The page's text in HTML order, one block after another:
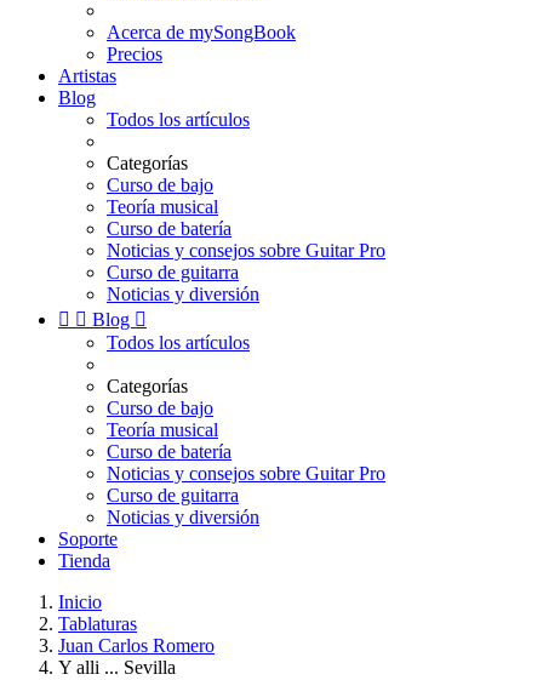
Acerca de mySongBook
Precios
Artistas
Blog
Todos los artículos
Categorías
Curso de bajo
Teoría musical
Curso de batería
Noticias y consejos sobre Guitar Pro
Curso de guitarra
Noticias y diversión
  Blog 
Todos los artículos
Categorías
Curso de bajo
Teoría musical
Curso de batería
Noticias y consejos sobre Guitar Pro
Curso de guitarra
Noticias y diversión
Soporte
Tienda
Inicio
Tablaturas
Juan Carlos Romero
Y alli ... Sevilla